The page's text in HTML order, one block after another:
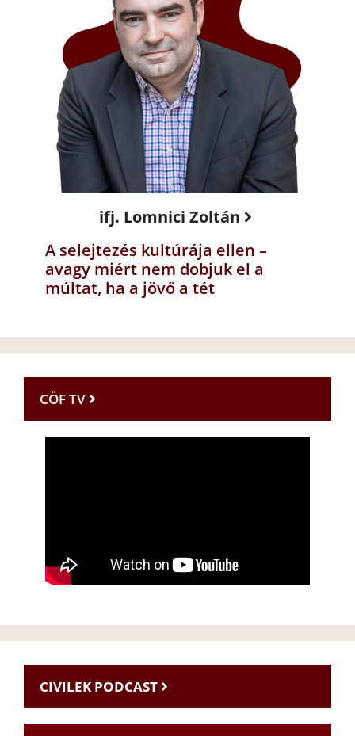
ifj. Lomnici Zoltán
A selejtezés kultúrája ellen –
avagy miért nem dobjuk el a
múltat, ha a jövő a tét
CÖF TV
CIVILEK PODCAST